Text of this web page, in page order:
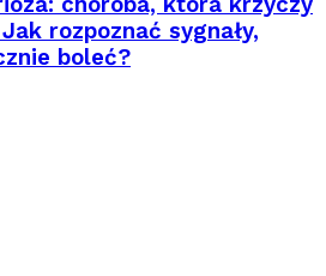
rozpoznać sygnały,
boleć?